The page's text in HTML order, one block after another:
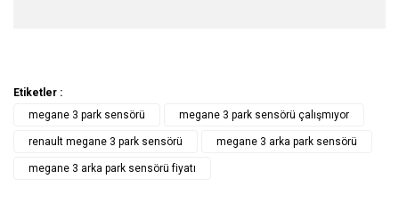
Etiketler :
megane 3 park sensörü
megane 3 park sensörü çalışmıyor
renault megane 3 park sensörü megane 3 arka park sensörü
megane 3 arka park sensörü fiyatı